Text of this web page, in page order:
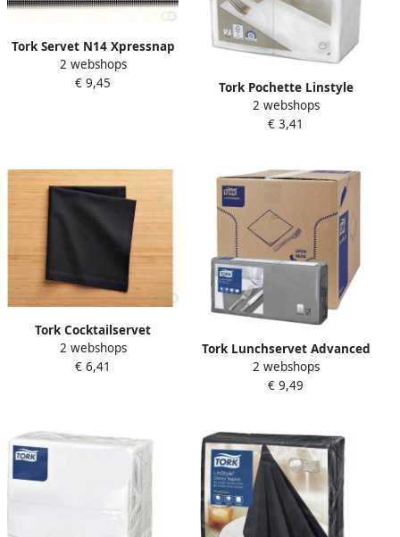
Tork Servet N14 Xpressnap
Fit Advanced multifold 2-
laags 213x165mm 720 vel
2 webshops
€ 9,45
Tork Pochette Linstyle
Premium 1-laags
390x390mm wit 509608
2 webshops
€ 3,41
Tork Cocktailservet
Advanced 1 4 vouw 2-laags
238x238mm 200 vel zwart
2 webshops
€ 6,41
Tork Lunchservet Advanced
1 4 vouw 2-laags
328x325mm 200 vel grijs
2 webshops
€ 9,49